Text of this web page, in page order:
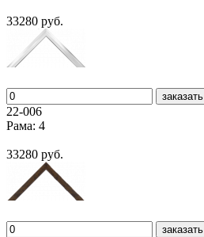
33280 руб.
заказать
22-006
Рама: 4
33280 руб.
заказать